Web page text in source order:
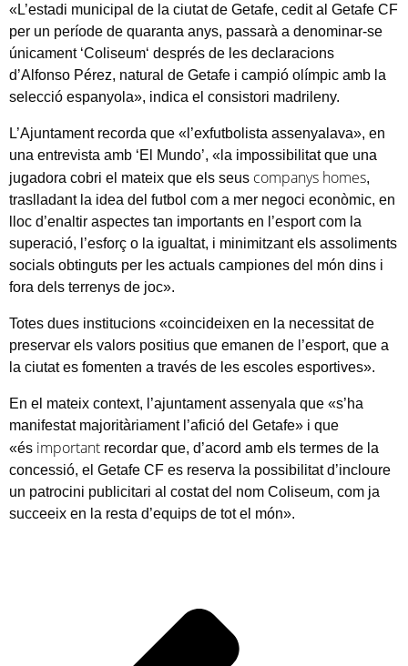
«L’estadi municipal de la ciutat de Getafe, cedit al Getafe CF
per un període de quaranta anys, passarà a denominar-se
únicament ‘Coliseum‘ després de les declaracions
d’Alfonso Pérez, natural de Getafe i campió olímpic amb la
selecció espanyola», indica el consistori madrileny.
L’Ajuntament recorda que «l’exfutbolista assenyalava», en
una entrevista amb ‘El Mundo’, «la impossibilitat que una
jugadora cobri el mateix que els seus companys homes,
traslladant la idea del futbol com a mer negoci econòmic, en
lloc d’enaltir aspectes tan importants en l’esport com la
superació, l’esforç o la igualtat, i minimitzant els assoliments
socials obtinguts per les actuals campiones del món dins i
fora dels terrenys de joc».
Totes dues institucions «coincideixen en la necessitat de
preservar els valors positius que emanen de l’esport, que a
la ciutat es fomenten a través de les escoles esportives».
En el mateix context, l’ajuntament assenyala que «s’ha
manifestat majoritàriament l’afició del Getafe» i que
«és important recordar que, d’acord amb els termes de la
concessió, el Getafe CF es reserva la possibilitat d’incloure
un patrocini publicitari al costat del nom Coliseum, com ja
succeeix en la resta d’equips de tot el món».